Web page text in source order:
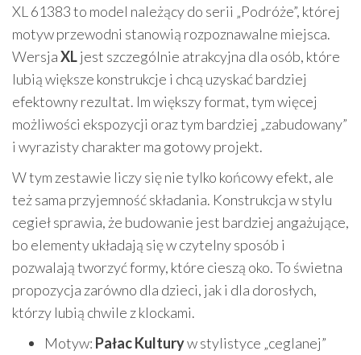
XL 61383 to model należący do serii „Podróże”, której
motyw przewodni stanowią rozpoznawalne miejsca.
WersjaXLjest szczególnie atrakcyjna dla osób, które
lubią większe konstrukcje i chcą uzyskać bardziej
efektowny rezultat. Im większy format, tym więcej
możliwości ekspozycji oraz tym bardziej „zabudowany”
i wyrazisty charakter ma gotowy projekt.
W tym zestawie liczy się nie tylko końcowy efekt, ale
też sama przyjemność składania. Konstrukcja w stylu
cegieł sprawia, że budowanie jest bardziej angażujące,
bo elementy układają się w czytelny sposób i
pozwalają tworzyć formy, które cieszą oko. To świetna
propozycja zarówno dla dzieci, jak i dla dorosłych,
którzy lubią chwile z klockami.
Motyw: Pałac Kulturyw stylistyce „ceglanej”